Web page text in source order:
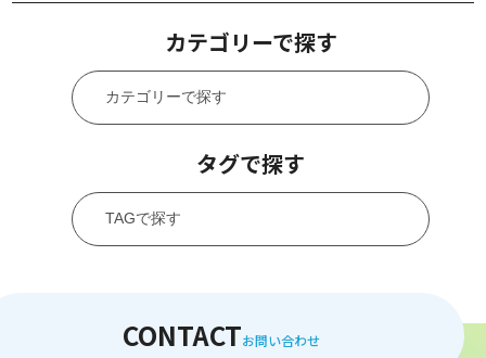
カテゴリーで探す
タグで探す
CONTACTお問い合わせ